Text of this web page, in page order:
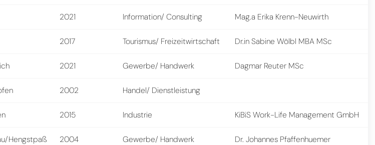
2021 Information/ Consulting Mag.a Erika Krenn-Neuwirth
2017 Tourismus/ Freizeitwirtschaft Dr.in Sabine Wölbl MBA MSc
2021 Gewerbe/ Handwerk Dagmar Reuter MSc
2002 Handel/ Dienstleistung
2015 Industrie KiBiS Work-Life Management GmbH
Hengstpaß 2004 Gewerbe/ Handwerk Dr. Johannes Pfaffenhuemer